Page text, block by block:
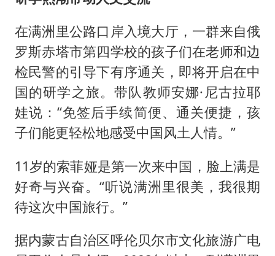
在满洲里公路口岸入境大厅，一群来自俄
罗斯赤塔市第四学校的孩子们在老师和边
检民警的引导下有序通关，即将开启在中
国的研学之旅。带队教师安娜·尼古拉耶
娃说：“免签后手续简便、通关便捷，孩
子们能更轻松地感受中国风土人情。”
11岁的索菲娅是第一次来中国，脸上满是
好奇与兴奋。“听说满洲里很美，我很期
待这次中国旅行。”
据内蒙古自治区呼伦贝尔市文化旅游广电